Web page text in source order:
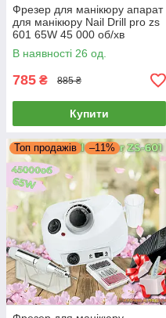
Фрезер для манікюру апарат
для манікюру Nail Drill pro zs
601 65W 45 000 об/хв
фрейзер для нігтів
В наявності 26 од.
785 ₴ 885 ₴
Купити
Топ продажів –11%